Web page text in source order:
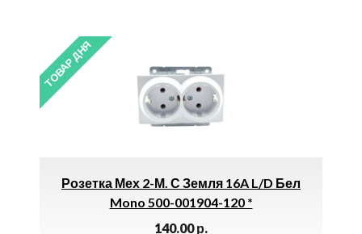
ТОВАР ДНЯ
Розетка Мех 2-М. С Земля 16A L/D Бел
Mono 500-001904-120 *
140.00р.